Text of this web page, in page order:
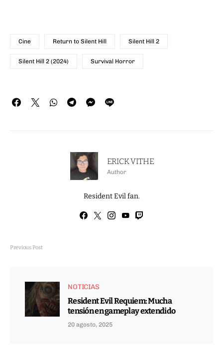
Cine Return to Silent Hill Silent Hill 2
Silent Hill 2 (2024) Survival Horror
ERICK VITHE
Author
Resident Evil fan.
Previous Post
NOTICIAS
Resident Evil Requiem: Mucha
tensión en gameplay extendido
20 agosto, 2025